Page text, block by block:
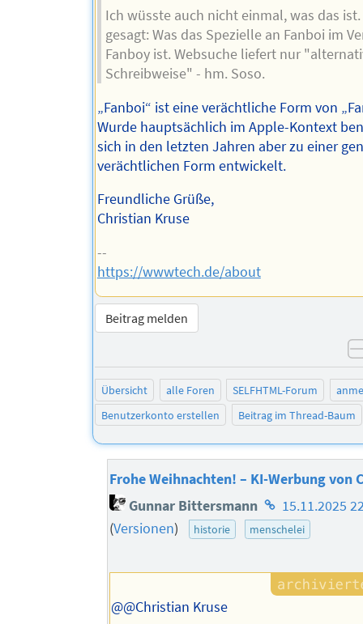
Ich wüsste auch nicht einmal, was das ist.
gesagt: Was das Spezielle an Fanboi im
Fanboy ist. Websuche liefert nur
Schreibweise" - hm. Soso.
„Fanboi“ ist eine verächtliche Form von
Wurde hauptsächlich im Apple-Kontext
sich in den letzten Jahren aber zu einer
verächtlichen Form entwickelt.
Freundliche Grüße,
Christian Kruse
--
https://wwwtech.de/about
Beitrag melden
Übersicht alle Foren SELFHTML-Forum
Benutzerkonto erstellen
Beitrag im Thread-Baum
Frohe Weihnachten! – KI-Werbung von
Gunnar Bittersmann Homepage
des
15.11.2025
(Versionen) historie menschelei
@@Christian Kruse